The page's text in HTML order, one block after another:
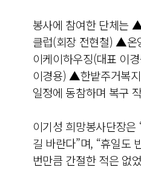
봉사에 참여한 단체는
클럽(회장 전현철) ▲온
이케이하우징(대표 이
이경용) ▲한밭주거복
일정에 동참하며 복구
이기성 희망봉사단장
길 바란다”며, “휴일도
번만큼 간절한 적은 없